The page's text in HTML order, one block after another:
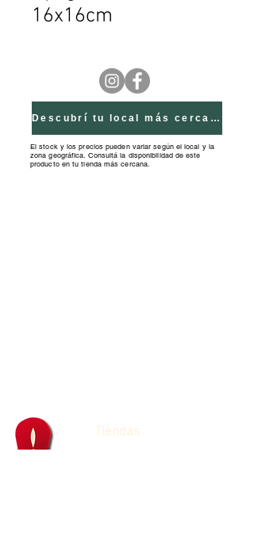
16x16cm
Descubrí tu local más cercano
El stock y los precios pueden variar según el local y la
zona geográfica. Consultá la disponibilidad de este
producto en tu tienda más cercana.
Tiendas